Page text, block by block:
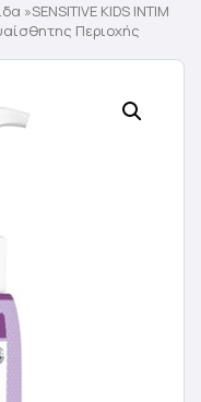
»SENSITIVE KIDS INTIM
Περιοχής